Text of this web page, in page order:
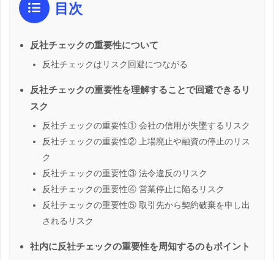
目次
反社チェックの重要性について
反社チェックはリスク回避につながる
反社チェックの重要性を理解することで回避できるリ
スク
反社チェックの重要性① 会社の信用が失墜するリスク
反社チェックの重要性② 上場廃止や融資の停止のリス
ク
反社チェックの重要性③ 法令違反のリスク
反社チェックの重要性④ 営業停止に陥るリスク
反社チェックの重要性⑤ 取引先から契約破棄を申し出
されるリスク
社内に反社チェックの重要性を周知するのもポイント